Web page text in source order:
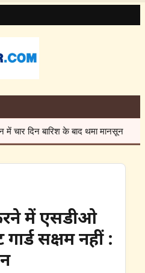
बारिश के बाद थमा मानसून ★ मेंटेनेंस के
में एसडीओ
सक्षम नहीं :